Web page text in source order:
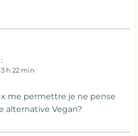
h 22 min
me permettre je ne pense
alternative Vegan?